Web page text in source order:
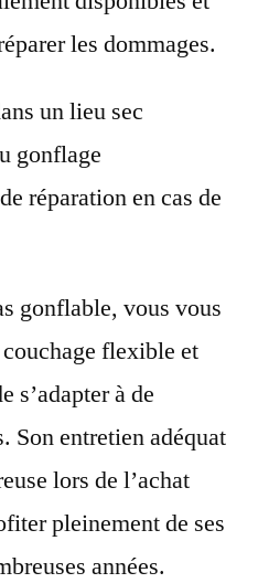
les dommages.
un lieu sec
gonflage
réparation en cas de
gonflable, vous vous
flexible et
s’adapter à de
Son entretien adéquat
lors de l’achat
pleinement de ses
années.